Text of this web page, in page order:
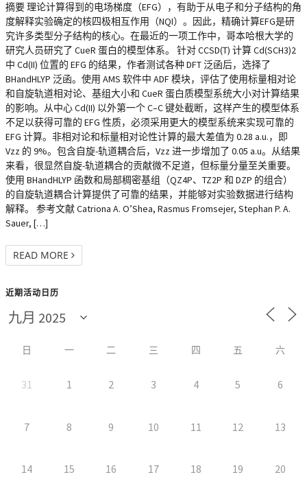
摘要 理论计算得到的电场梯度（EFG），有助于从电子和分子结构的角
度解释实验确定的核四极相互作用（NQI）。因此，精确计算EFG是研
究许多类型分子结构的核心。在最近的一项工作中，哥本哈根大学的
研究人员研究了 CueR 蛋白的模型体系。 针对 CCSD(T) 计算 Cd(SCH3)2
中 Cd(II) 位置的 EFG 的结果，作者测试各种 DFT 泛函后，选择了
BHandHLYP 泛函。使用 AMS 软件中 ADF 模块，评估了使用标量相对论
和自旋轨道相对论、基组大小和 CueR 蛋白质模型系统大小对计算结果
的影响。从中心 Cd(II) 以外第一个 C–C 键处截断，这样产生的模型体系
不足以获得可靠的 EFG 性质，必须采用更大的模型系统来实现可靠的
EFG 计算。非相对论和标量相对论性计算的最大差值为 0.28 a.u.，即
Vzz 的 9%。包含自旋-轨道耦合后，Vzz 进一步增加了 0.05 a.u。从结果
来看，很显然自旋-轨道耦合的贡献微不足道，但标量分量至关重要。
使用 BHandHLYP 函数和局部稠密基组（QZ4P、TZ2P 和 DZP 的组合）
的自旋轨道耦合计算提供了可靠的结果，并能够对实验数据进行结构
解释。 参考文献 Catriona A. O’Shea, Rasmus Fromsejer, Stephan P. A.
Sauer, […]
READ MORE
近期活动日历
日 一 二 三 四 五 六
31 1 2 3 4 5 6
7 8 9 10 11 12 13
14 15 16 17 18 19 20